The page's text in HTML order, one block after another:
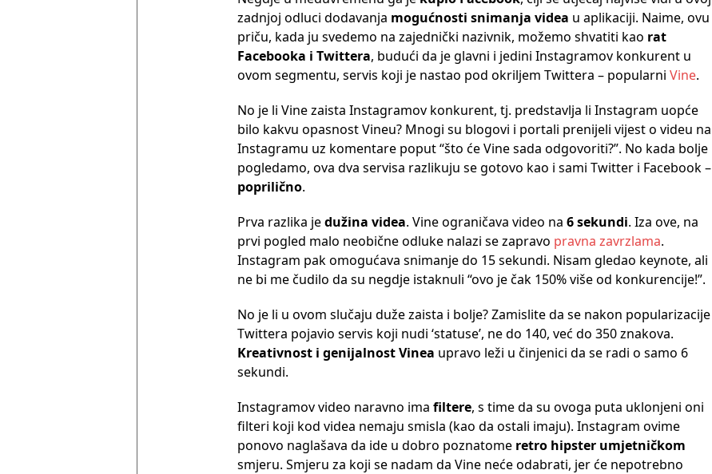
zadnjoj odluci dodavanja mogućnosti snimanja videa u aplikaciji. Naime, ovu
priču, kada ju svedemo na zajednički nazivnik, možemo shvatiti kao rat
Facebooka i Twittera, budući da je glavni i jedini Instagramov konkurent u
ovom segmentu, servis koji je nastao pod okriljem Twittera – popularni Vine.
No je li Vine zaista Instagramov konkurent, tj. predstavlja li Instagram uopće
bilo kakvu opasnost Vineu? Mnogi su blogovi i portali prenijeli vijest o videu na
Instagramu uz komentare poput “što će Vine sada odgovoriti?”. No kada bolje
pogledamo, ova dva servisa razlikuju se gotovo kao i sami Twitter i Facebook –
poprilično.
Prva razlika jedužina videa. Vine ograničava video na 6 sekundi. Iza ove, na
prvi pogled malo neobične odluke nalazi se zapravo pravna zavrzlama.
Instagram pak omogućava snimanje do 15 sekundi. Nisam gledao keynote, ali
ne bi me čudilo da su negdje istaknuli “ovo je čak 150% više od konkurencije!”.
No je li u ovom slučaju duže zaista i bolje? Zamislite da se nakon popularizacije
Twittera pojavio servis koji nudi ‘statuse’, ne do 140, već do 350 znakova.
Kreativnost i genijalnost Vinea upravo leži u činjenici da se radi o samo 6
sekundi.
Instagramov video naravno ima filtere, s time da su ovoga puta uklonjeni oni
filteri koji kod videa nemaju smisla (kao da ostali imaju). Instagram ovime
ponovo naglašava da ide u dobro poznatome retro hipster umjetničkom
smjeru. Smjeru za koji se nadam da Vine neće odabrati, jer će nepotrebno